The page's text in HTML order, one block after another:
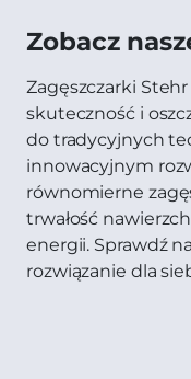
Zobacz
Zagęszczarki
skuteczność i
do tradycyjnych
innowacyjnym
równomierne
trwałość
energii. Sprawdź
rozwiązanie dla